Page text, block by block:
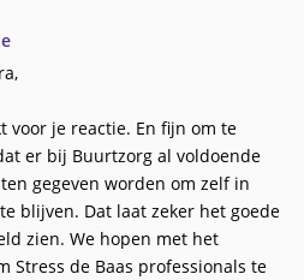
voor je reactie. En fijn om te
er bij Buurtzorg al voldoende
gegeven worden om zelf in
blijven. Dat laat zeker het goede
zien. We hopen met het
Stress de Baas professionals te